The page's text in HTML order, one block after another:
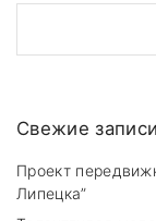
Свежие записи
Проект
Липецка”